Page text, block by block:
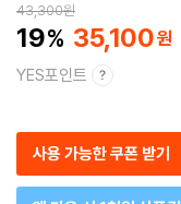
43,300원
19 35,100
YES포인트
사용 가능한 쿠폰 받기